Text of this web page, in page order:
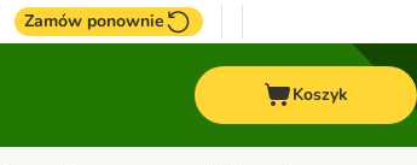
Zamów ponownie
Koszyk